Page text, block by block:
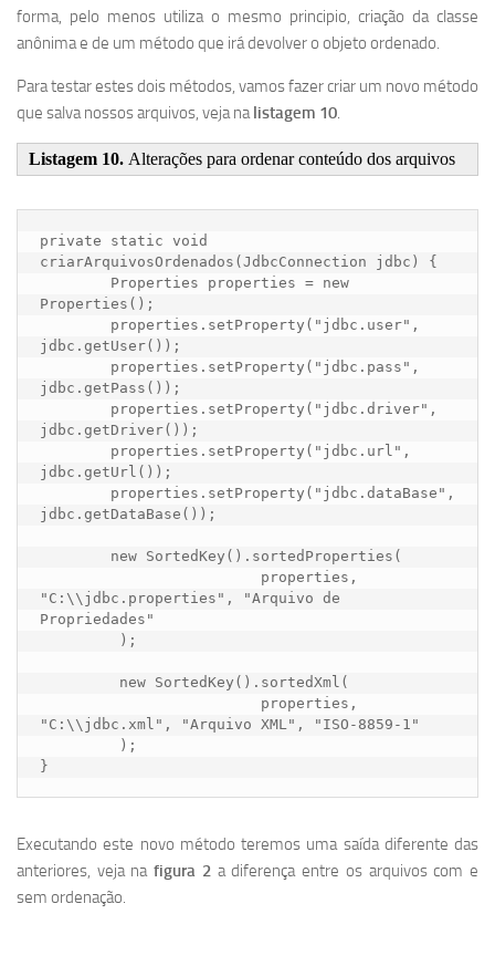
forma, pelo menos utiliza o mesmo principio, criação da classe
anônima e de um método que irá devolver o objeto ordenado.
Para testar estes dois métodos, vamos fazer criar um novo método
que salva nossos arquivos, veja nalistagem 10.
Listagem 10. Alterações para ordenar conteúdo dos arquivos
private static void
criarArquivosOrdenados(JdbcConnection jdbc) {
Properties();
jdbc.getUser());
jdbc.getPass());
jdbc.getDriver());
jdbc.getUrl());
jdbc.getDataBase());
"C:\\jdbc.properties", "Arquivo de
Propriedades"
"C:\\jdbc.xml", "Arquivo XML", "ISO-8859-1"
}
Executando este novo método teremos uma saída diferente das
anteriores, veja nafigura 2a diferença entre os arquivos com e
sem ordenação.